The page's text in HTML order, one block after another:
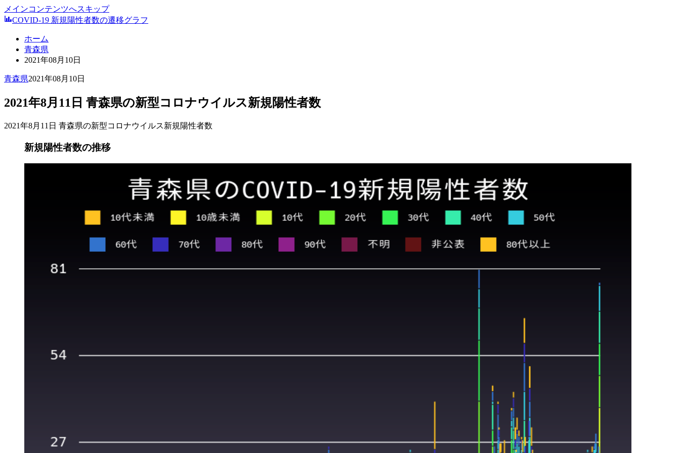
メインコンテンツへスキップ
COVID-19 新規陽性者数の遷移グラフ
ホーム
青森県
2021年08月10日
青森県2021年08月10日
2021年8月11日 青森県の新型コロナウイルス新規陽性者数
2021年8月11日 青森県の新型コロナウイルス新規陽性者数
新規陽性者数の推移